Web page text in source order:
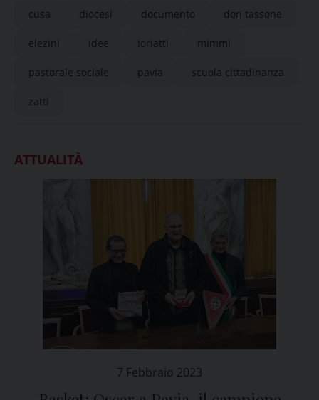
cusa diocesi documento don tassone
elezini idee ioriatti mimmi
pastorale sociale pavia scuola cittadinanza
zatti
ATTUALITÀ
7 Febbraio 2023